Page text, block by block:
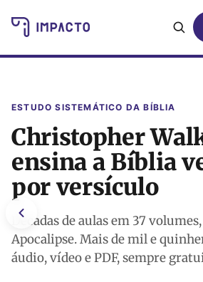
O coração de
Israel e os
Boletim semanal de Asher
Quase setecentos artigos
profecia e missão.